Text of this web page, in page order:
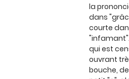
la
dans
courte
qui est
ouvrant
bouche,